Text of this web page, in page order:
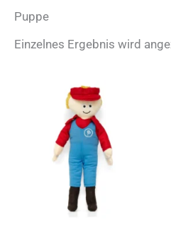
Puppe
Einzelnes Ergebnis wird